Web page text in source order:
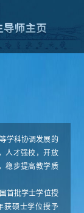
学科协调发展的
人才强校，开放
稳步提高教学质
首批学士学位授
获硕士学位授予